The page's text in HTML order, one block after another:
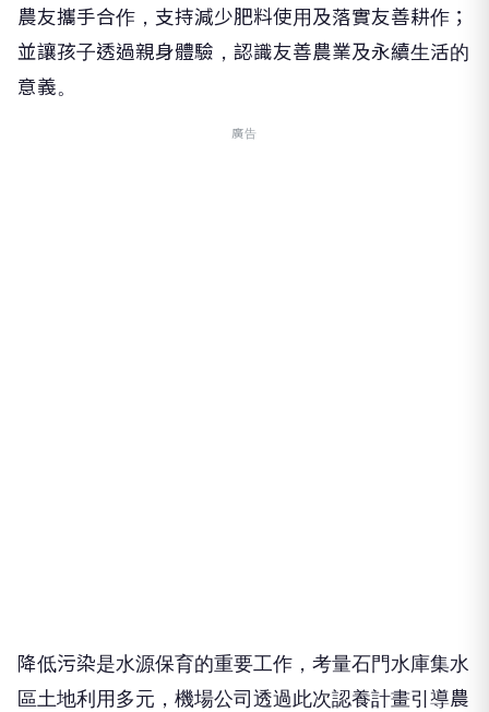
農友攜手合作，支持減少肥料使用及落實友善耕作；
並讓孩子透過親身體驗，認識友善農業及永續生活的
意義。
廣告
降低污染是水源保育的重要工作，考量石門水庫集水
區土地利用多元，機場公司透過此次認養計畫引導農